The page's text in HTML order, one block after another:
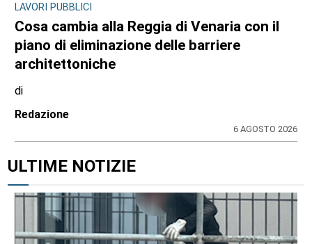
LAVORI PUBBLICI
Cosa cambia alla Reggia di Venaria con il
piano di eliminazione delle barriere
architettoniche
di
Redazione
6 AGOSTO 2026
ULTIME NOTIZIE